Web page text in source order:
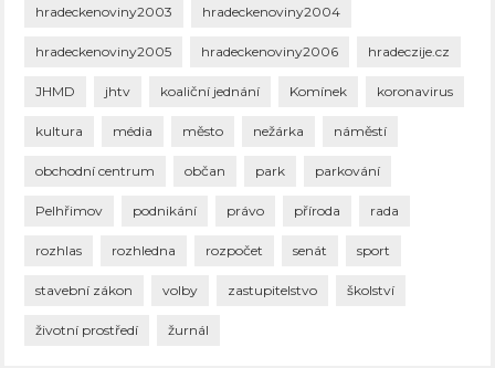
hradeckenoviny2003 hradeckenoviny2004
hradeckenoviny2005 hradeckenoviny2006 hradeczije.cz
JHMD jhtv koaliční jednání Komínek koronavirus
kultura média město nežárka náměstí
obchodní centrum občan park parkování
Pelhřimov podnikání právo příroda rada
rozhlas rozhledna rozpočet senát sport
stavební zákon volby zastupitelstvo školství
životní prostředí žurnál